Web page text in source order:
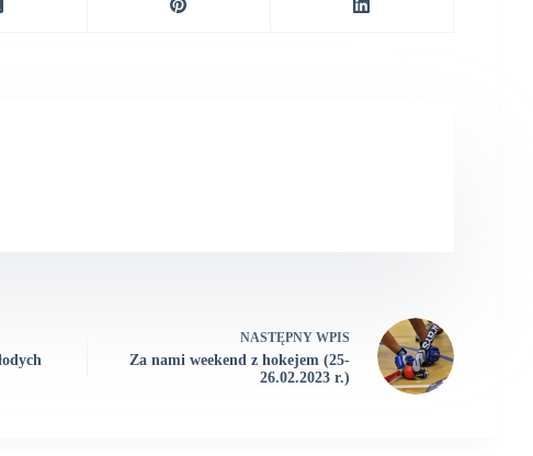
NASTĘPNY WPIS
Za nami weekend z hokejem (25-
26.02.2023 r.)